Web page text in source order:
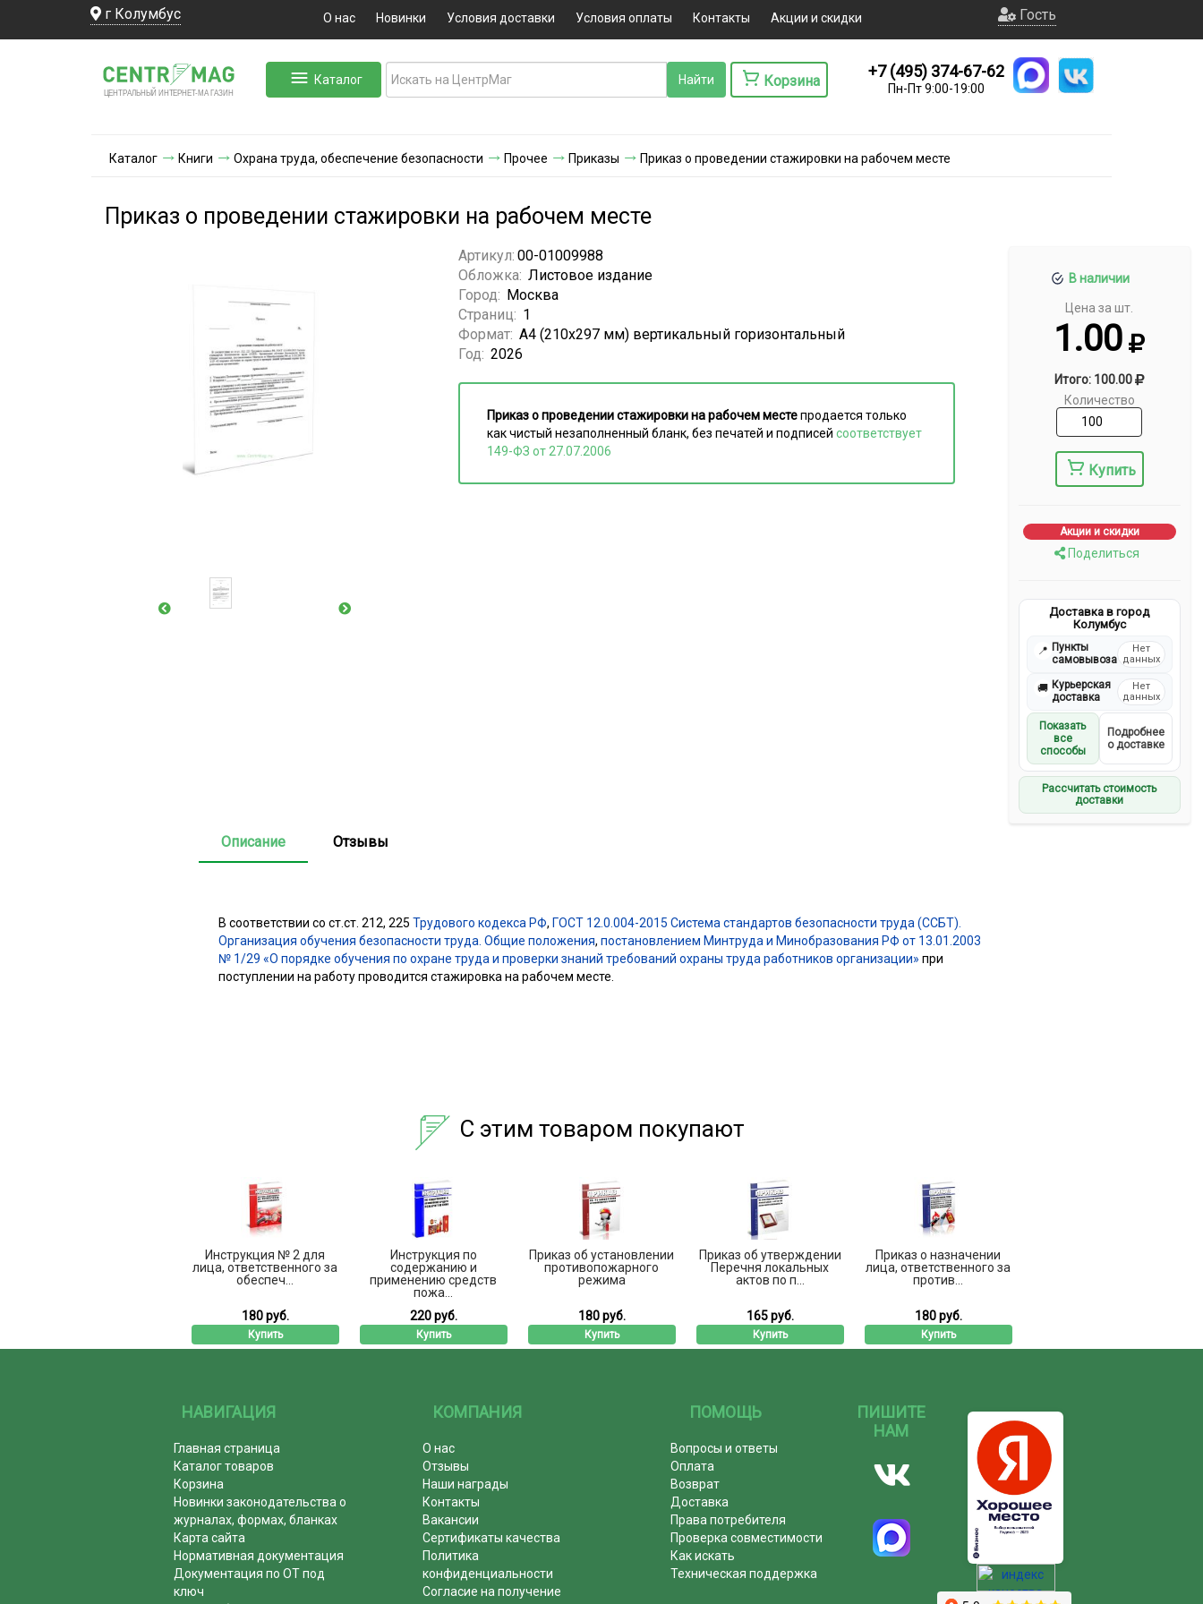
г Колумбус О нас Новинки Условия доставки Условия оплаты Контакты Акции и скидки Гость
ЦЕНТРАЛЬНЫЙ ИНТЕРНЕТ-МА ГАЗИН
Каталог Корзина
+7 (495) 374-67-62
Пн-Пт 9:00-19:00
Каталог Книги Охрана труда, обеспечение безопасности Прочее Приказы Приказ о проведении стажировки на рабочем месте
Приказ о проведении стажировки на рабочем месте
В наличии
Цена за шт.
1.00
Итого: 100.00
Количество
Купить
Акции и скидки
Поделиться
Доставка в город
Колумбус
📍 Пункты
самовывоза
Нет
данных
🚚 Курьерская
доставка
Нет
данных
Показать
все
способы
Подробнее
о доставке
Рассчитать стоимость
доставки
Артикул: 00-01009988
Обложка: Листовое издание
Город: Москва
Страниц: 1
Формат: А4 (210x297 мм) вертикальный горизонтальный
Год: 2026
Приказ о проведении стажировки на рабочем местепродается только
как чистый незаполненный бланк, без печатей и подписей соответствует
149-ФЗ от 27.07.2006
Описание Отзывы
В соответствии со ст.ст. 212, 225 Трудового кодекса РФ, ГОСТ 12.0.004-2015 Система стандартов безопасности труда (ССБТ).
Организация обучения безопасности труда. Общие положения, постановлением Минтруда и Минобразования РФ от 13.01.2003
№ 1/29 «О порядке обучения по охране труда и проверки знаний требований охраны труда работников организации» при
поступлении на работу проводится стажировка на рабочем месте.
С этим товаром покупают
Инструкция № 2 для
лица, ответственного за
обеспеч...
180 руб.
Купить
Инструкция по
содержанию и
применению средств
пожа...
220 руб.
Купить
Приказ об установлении
противопожарного
режима
180 руб.
Купить
Приказ об утверждении
Перечня локальных
актов по п...
165 руб.
Купить
Приказ о назначении
лица, ответственного за
против...
180 руб.
Купить
НАВИГАЦИЯ
Главная страница
Каталог товаров
Корзина
Новинки законодательства о
журналах, формах, бланках
Карта сайта
Нормативная документация
Документация по ОТ под
ключ
КОМПАНИЯ
О нас
Отзывы
Наши награды
Контакты
Вакансии
Сертификаты качества
Политика
конфиденциальности
Согласие на получение
ПОМОЩЬ
Вопросы и ответы
Оплата
Возврат
Доставка
Права потребителя
Проверка совместимости
Как искать
Техническая поддержка
ПИШИТЕ
НАМ